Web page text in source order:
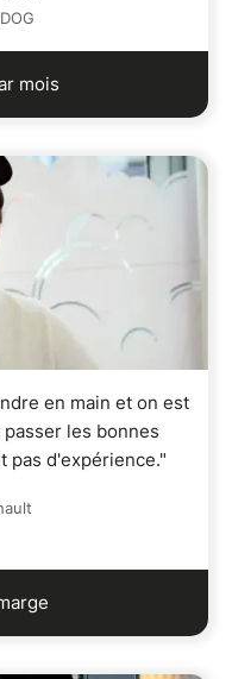
mois
en main et on est
les bonnes
pas d'expérience."